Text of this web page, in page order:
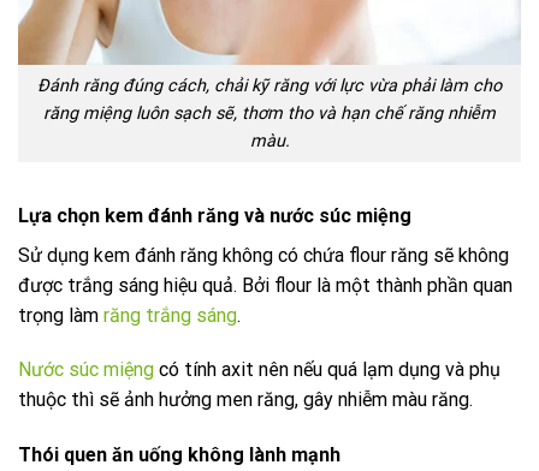
Đánh răng đúng cách, chải kỹ răng với lực vừa phải làm cho
răng miệng luôn sạch sẽ, thơm tho và hạn chế răng nhiễm
màu.
Lựa chọn kem đánh răng và nước súc miệng
Sử dụng kem đánh răng không có chứa flour răng sẽ không
được trắng sáng hiệu quả. Bởi flour là một thành phần quan
trọng làm răng trắng sáng.
Nước súc miệng có tính axit nên nếu quá lạm dụng và phụ
thuộc thì sẽ ảnh hưởng men răng, gây nhiễm màu răng.
Thói quen ăn uống không lành mạnh